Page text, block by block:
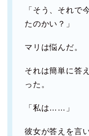
「そう、それで
たのかい？」
マリは悩んだ。
それは簡単に答
った。
「私は……」
彼女が答えを言